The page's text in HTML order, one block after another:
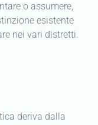
o assumere,
esistente
nei vari distretti.
deriva dalla